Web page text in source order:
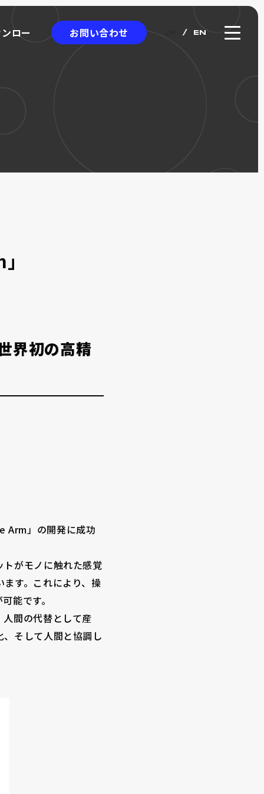
ロエンコーダ
ロー お問い合わせ EN
界初の高精
Arm」の開発に成功
がモノに触れた感覚
す。これにより、操
能です。
間の代替として産
そして人間と協調し